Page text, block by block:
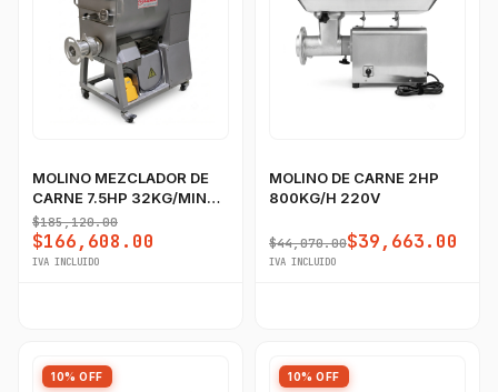
MOLINO MEZCLADOR DE
CARNE 7.5HP 32KG/MIN
220V
$185,120.00
$166,608.00
IVA INCLUIDO
MOLINO DE CARNE 2HP
800KG/H 220V
$44,070.00$39,663.00
IVA INCLUIDO
10% OFF 10% OFF